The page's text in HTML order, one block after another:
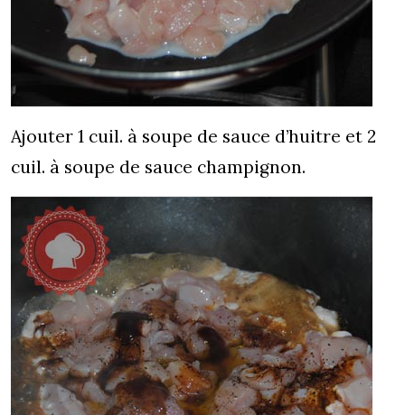
Ajouter 1 cuil. à soupe de sauce d’huitre et 2
cuil. à soupe de sauce champignon.